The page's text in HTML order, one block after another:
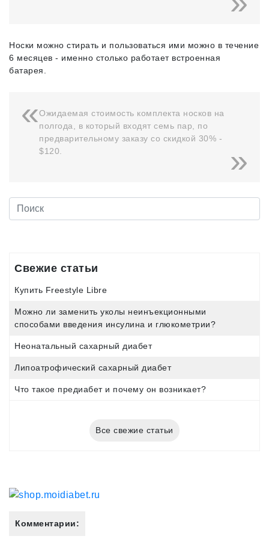
Носки можно стирать и пользоваться ими можно в течение
6 месяцев - именно столько работает встроенная
батарея.
Ожидаемая стоимость комплекта носков на
полгода, в который входят семь пар, по
предварительному заказу со скидкой 30% -
$120.
Свежие статьи
Купить Freestyle Libre
Можно ли заменить уколы неинъекционными
способами введения инсулина и глюкометрии?
Неонатальный сахарный диабет
Липоатрофический сахарный диабет
Что такое предиабет и почему он возникает?
Все свежие статьи
Комментарии: